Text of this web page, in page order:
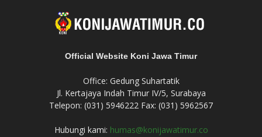
Official Website Koni Jawa Timur
Office: Gedung Suhartatik
Jl. Kertajaya Indah Timur IV/5, Surabaya
Telepon: (031) 5946222 Fax: (031) 5962567
Hubungi kami: humas@konijawatimur.co